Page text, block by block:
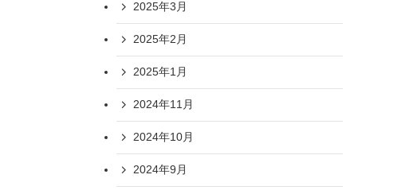
2025年3月
2025年2月
2025年1月
2024年11月
2024年10月
2024年9月